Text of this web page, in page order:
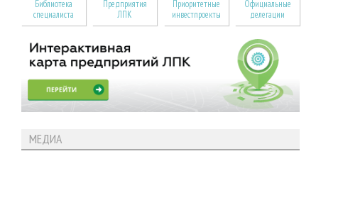
Библиотека
специалиста
Предприятия
ЛПК
Приоритетные
инвестпроекты
Официальные
делегации
МЕДИА